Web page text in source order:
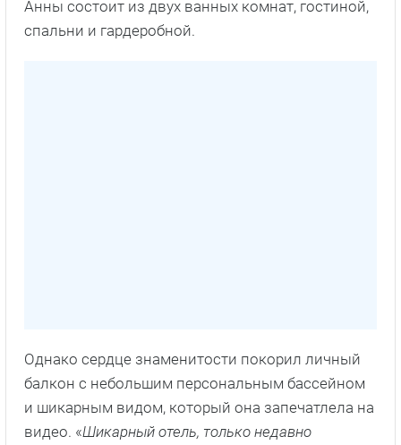
Анны состоит из двух ванных комнат, гостиной,
спальни и гардеробной.
Однако сердце знаменитости покорил личный
балкон с небольшим персональным бассейном
и шикарным видом, который она запечатлела на
видео. «Шикарный отель, только недавно